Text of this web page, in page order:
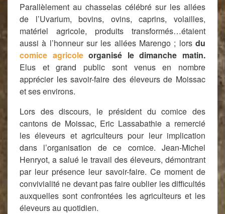
Parallèlement au chasselas célébré sur les allées
de l’Uvarium, bovins, ovins, caprins, volailles,
matériel agricole, produits transformés…étaient
aussi à l’honneur sur les allées Marengo ; lors du
comice agricoleorganisé le dimanche matin.
Elus et grand public sont venus en nombre
apprécier les savoir-faire des éleveurs de Moissac
et ses environs.
Lors des discours, le président du comice des
cantons de Moissac, Eric Lassabathie a remercié
les éleveurs et agriculteurs pour leur implication
dans l’organisation de ce comice. Jean-Michel
Henryot, a salué le travail des éleveurs, démontrant
par leur présence leur savoir-faire. Ce moment de
convivialité ne devant pas faire oublier les difficultés
auxquelles sont confrontées les agriculteurs et les
éleveurs au quotidien.